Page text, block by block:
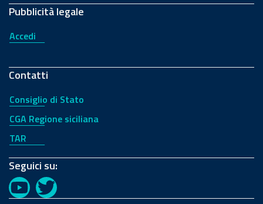
Pubblicità legale
Accedi
Contatti
Consiglio di Stato
CGA Regione siciliana
TAR
Seguici su:
YouTubeTwitter